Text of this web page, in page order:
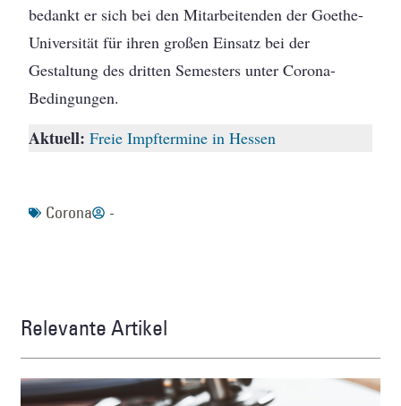
bedankt er sich bei den Mitarbeitenden der Goethe-
Universität für ihren großen Einsatz bei der
Gestaltung des dritten Semesters unter Corona-
Bedingungen.
Aktuell: Freie Impftermine in Hessen
Corona -
Relevante Artikel